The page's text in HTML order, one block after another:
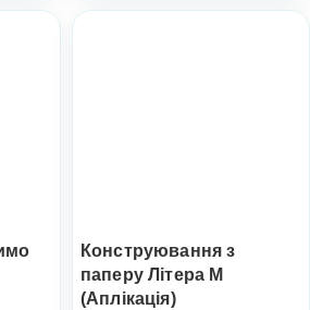
Конструювання з
паперу Літера М
(Аплікація)